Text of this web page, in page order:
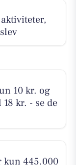
10 kr. og
kr. - se de
kun 445.000